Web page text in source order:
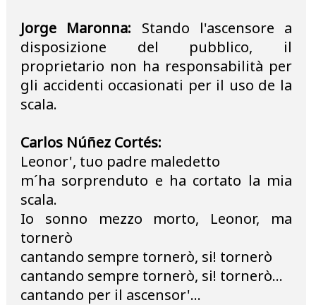
Jorge Maronna: Stando l'ascensore a
disposizione del pubblico, il
proprietario non ha responsabilità per
gli accidenti occasionati per il uso de la
scala.
Carlos Núñez Cortés:
Leonor', tuo padre maledetto
m´ha sorprenduto e ha cortato la mia
scala.
Io sonno mezzo morto, Leonor, ma
tornerò
cantando sempre tornerò, si! tornerò
cantando sempre tornerò, si! tornerò...
cantando per il ascensor'...